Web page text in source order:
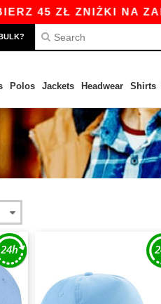
45 ZŁ ZNIŻKI NA
Polos Jackets Headwear Shirts